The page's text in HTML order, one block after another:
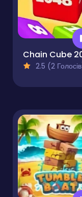
2.5 (2